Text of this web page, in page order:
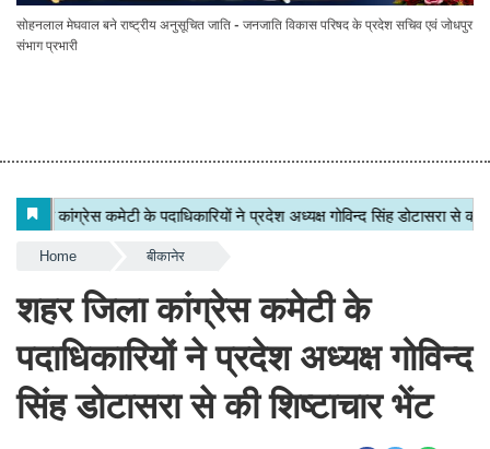
सोहनलाल मेघवाल बने राष्ट्रीय अनुसूचित जाति - जनजाति विकास परिषद के प्रदेश सचिव एवं जोधपुर
संभाग प्रभारी
Home बीकानेर
शहर जिला कांग्रेस कमेटी के
पदाधिकारियों ने प्रदेश अध्यक्ष गोविन्द
सिंह डोटासरा से की शिष्टाचार भेंट